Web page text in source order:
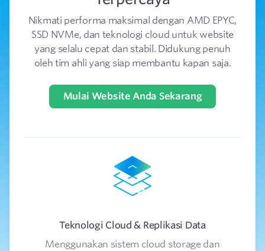
Nikmati performa maksimal dengan AMD EPYC,
SSD NVMe, dan teknologi cloud untuk website
yang selalu cepat dan stabil. Didukung penuh
oleh tim ahli yang siap membantu kapan saja.
Mulai Website Anda Sekarang
Teknologi Cloud & Replikasi Data
Menggunakan sistem cloud storage dan